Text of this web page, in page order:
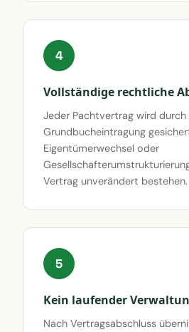
4
Vollständige rechtliche
Jeder Pachtvertrag wird durch
Grundbucheintragung
Eigentümerwechsel oder
Vertrag unverändert bestehen.
5
Kein laufender
Nach Vertragsabschluss